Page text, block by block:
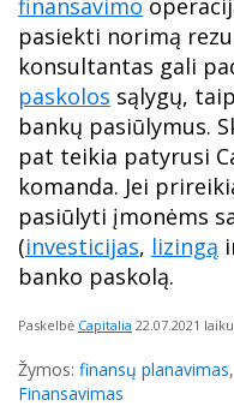
pasiekti norimą
konsultantas gali
paskolos sąlygų,
bankų pasiūlymus.
pat teikia patyrusi
komanda. Jei
pasiūlyti įmonėms
(investicijas, lizingą
banko paskolą.
Paskelbė Capitalia 22.07.2021
Žymos: finansų planavimas,
Finansavimas